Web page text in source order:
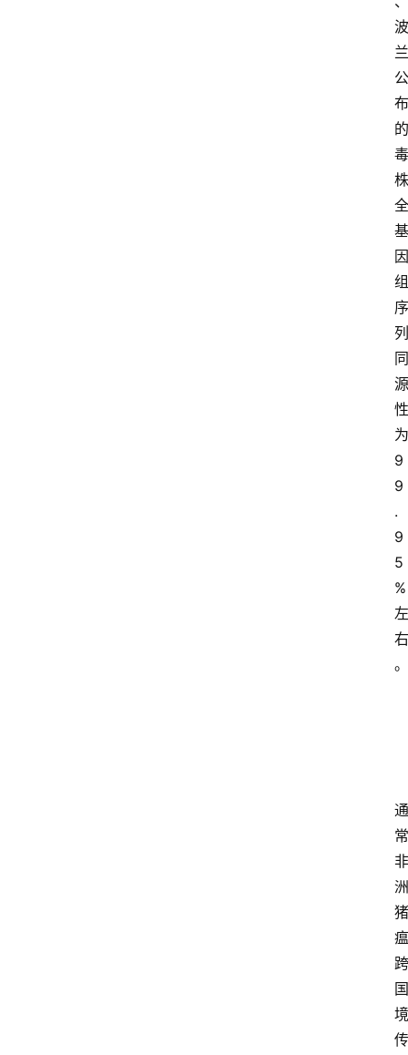
波
兰
公
布
的
毒
株
全
基
因
组
序
列
同
源
性
为
9
9
.
9
5
%
左
右
。
通
常
非
洲
猪
瘟
跨
国
境
传